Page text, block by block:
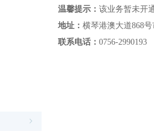
温馨提示： 该业务暂未开
地址： 横琴港澳大道868
联系电话： 0756-2990193